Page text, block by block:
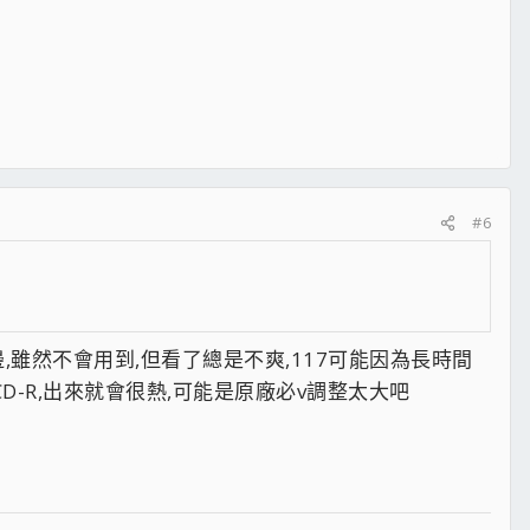
#6
然不會用到,但看了總是不爽,117可能因為長時間
R,出來就會很熱,可能是原廠必v調整太大吧